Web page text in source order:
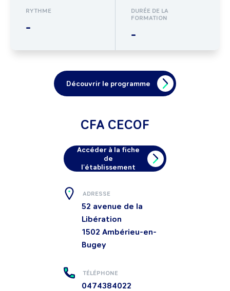
RYTHME
-
DURÉE DE LA
FORMATION
-
Découvrir le programme
CFA CECOF
Accéder à la fiche
de
l'établissement
ADRESSE
52 avenue de la
Libération
1502 Ambérieu-en-
Bugey
TÉLÉPHONE
0474384022